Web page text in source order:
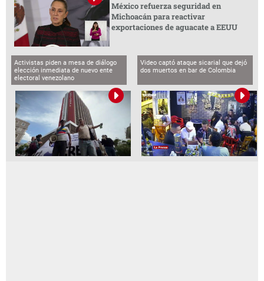
México refuerza seguridad en
Michoacán para reactivar
exportaciones de aguacate a EEUU
Activistas piden a mesa de diálogo
elección inmediata de nuevo ente
electoral venezolano
Video captó ataque sicarial que dejó
dos muertos en bar de Colombia